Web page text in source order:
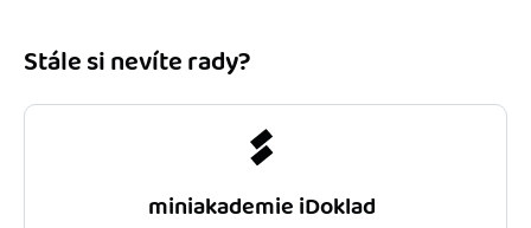
Stále si nevíte rady?
miniakademie iDoklad